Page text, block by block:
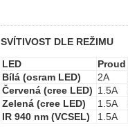
SVÍTIVOST DLE REŽIMU
LED
Proud
Bílá (osram LED)
2A
Červená (cree LED) 1.5A
Zelená (cree LED)
1.5A
IR 940 nm (VCSEL)
1.5A